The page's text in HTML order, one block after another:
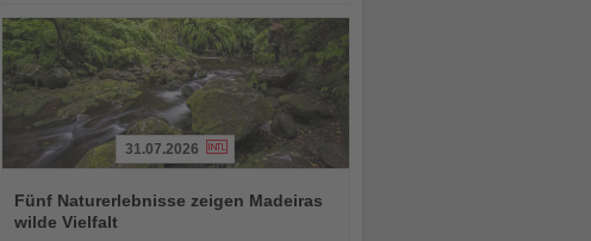
Sie
die
31.07.2026
Fünf Naturerlebnisse zeigen Madeiras
wilde Vielfalt